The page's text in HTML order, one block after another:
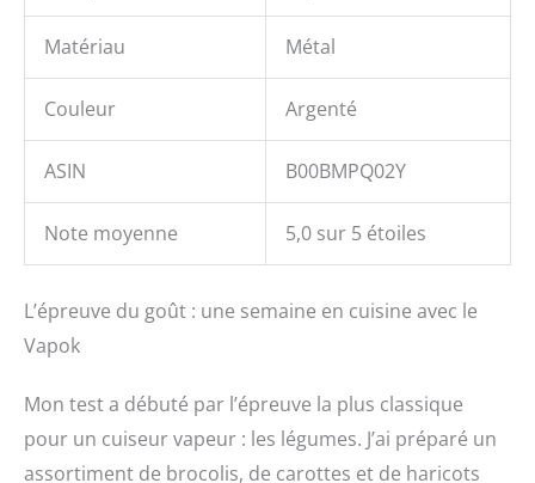
Matériau Métal
Couleur Argenté
ASIN B00BMPQ02Y
Note moyenne 5,0 sur 5 étoiles
L’épreuve du goût : une semaine en cuisine avec le
Vapok
Mon test a débuté par l’épreuve la plus classique
pour un cuiseur vapeur : les légumes. J’ai préparé un
assortiment de brocolis, de carottes et de haricots